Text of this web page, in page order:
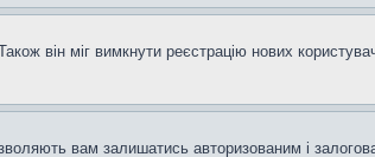
він міг вимкнути реєстрацію нових
вам залишатись авторизованим і